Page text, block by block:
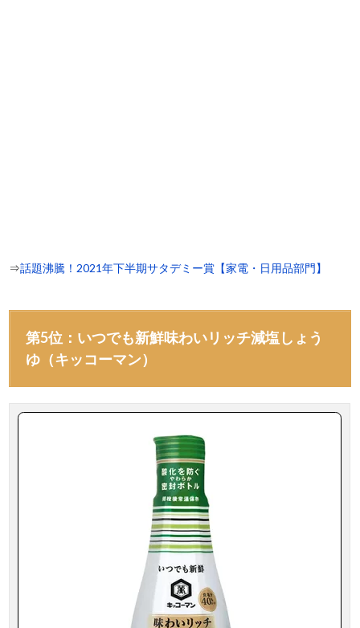
⇒話題沸騰！2021年下半期サタデミー賞【家電・日用品部門】
第5位：いつでも新鮮味わいリッチ減塩しょう
ゆ（キッコーマン）